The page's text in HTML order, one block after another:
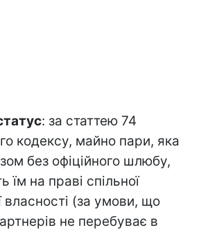
: за статтею 74
кодексу, майно пари, яка
без офіційного шлюбу,
їм на праві спільної
власності (за умови, що
не перебуває в